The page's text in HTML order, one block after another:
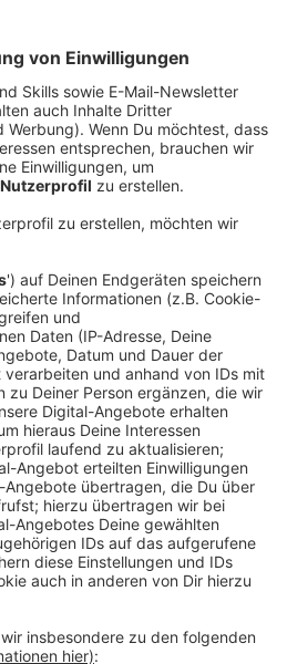
nur 3.266 von über 22.000
fehlendes Personal könnten
eine solidarische Umlage
duale Ausbildungssystem
gegen den
jedoch nicht ausreichend
Ausbildung endet
Gastronomie.
gehen über 100.000
verstärkte Ausbildung droht